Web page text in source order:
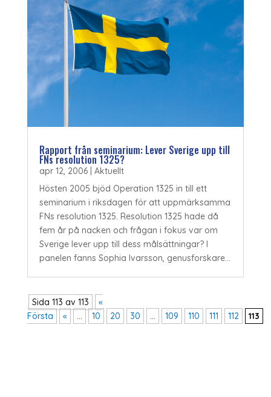
Rapport från seminarium: Lever Sverige upp till
FNs resolution 1325?
apr 12, 2006| Aktuellt
Hösten 2005 bjöd Operation 1325 in till ett
seminarium i riksdagen för att uppmärksamma
FNs resolution 1325. Resolution 1325 hade då
fem år på nacken och frågan i fokus var om
Sverige lever upp till dess målsättningar? I
panelen fanns Sophia Ivarsson, genusforskare...
Sida 113 av 113
«
Första
« ... 10 20 30 ... 109 110 111 112 113